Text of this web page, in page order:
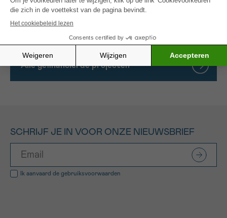
immers invloed hebben op de therapiekeuze en
prognose.
Alle gefinancierde projecten
SCHRIJF JE IN VOOR ONZE NIEUWSBRIEF
Ik aanvaard de gebruiksvoorwaarden